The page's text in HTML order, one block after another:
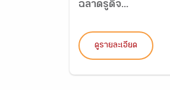
ฉลาดรู้ดิจ...
ดูรายละเอียด